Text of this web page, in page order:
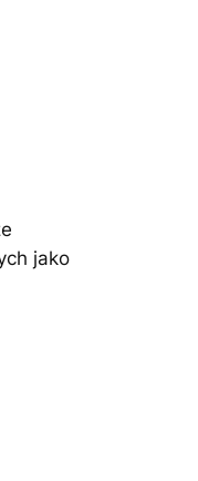
jako